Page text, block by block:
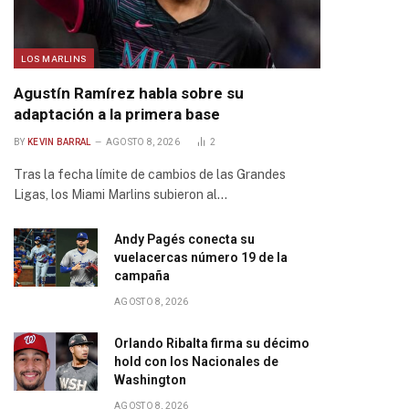
LOS MARLINS
Agustín Ramírez habla sobre su
adaptación a la primera base
BY KEVIN BARRAL AGOSTO 8, 2026 2
Tras la fecha límite de cambios de las Grandes
Ligas, los Miami Marlins subieron al…
Andy Pagés conecta su
vuelacercas número 19 de la
campaña
AGOSTO 8, 2026
Orlando Ribalta firma su décimo
hold con los Nacionales de
Washington
AGOSTO 8, 2026